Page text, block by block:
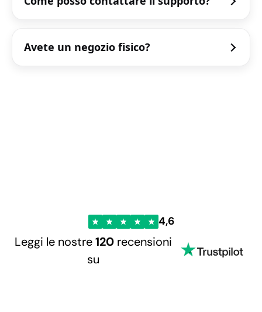
Avete un negozio fisico?
4,6
Leggi le nostre120recensioni
su